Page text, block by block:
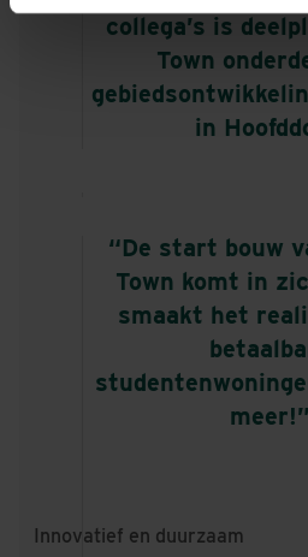
collega’s is
Town
in
“De start bouw
Town komt in
smaakt het
meer!”
Innovatief en duurzaam